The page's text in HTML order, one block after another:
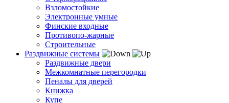
Взломостойкие
Электронные умные
Финские входные
Противопо-жарные
Строительные
Раздвижные системы
Раздвижные двери
Межкомнатные перегородки
Пеналы для дверей
Книжка
Купе